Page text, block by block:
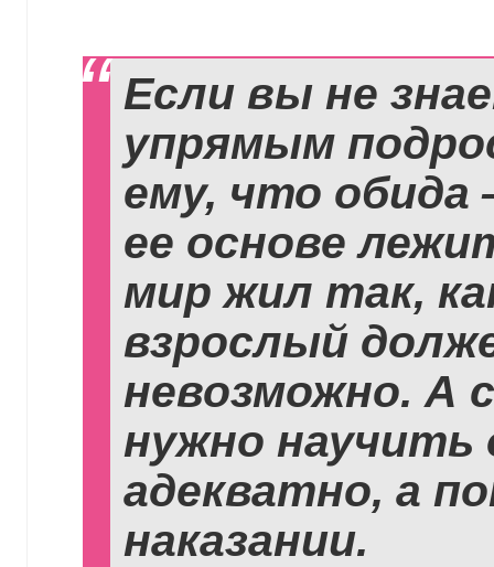
Если вы не
упрямым
ему, что
ее основе
мир жил так,
взрослый
невозможно. А
нужно
адекватно, а
наказании.